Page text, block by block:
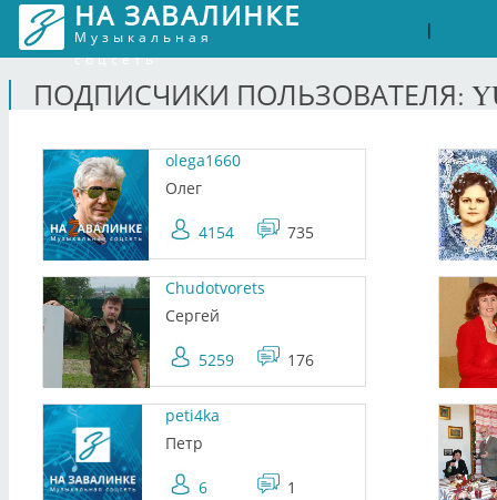
НА ЗАВАЛИНКЕ
Музыкальная
соцсеть
|
ПОДПИСЧИКИ ПОЛЬЗОВАТЕЛЯ:
olega1660
Олег
4154 735
Chudotvorets
Сергей
5259 176
peti4ka
Петр
6 1